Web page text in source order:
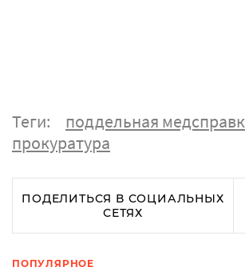
Теги: поддельная
прокуратура
ПОДЕЛИТЬСЯ В СОЦИАЛЬНЫХ
СЕТЯХ
ПОПУЛЯРНОЕ